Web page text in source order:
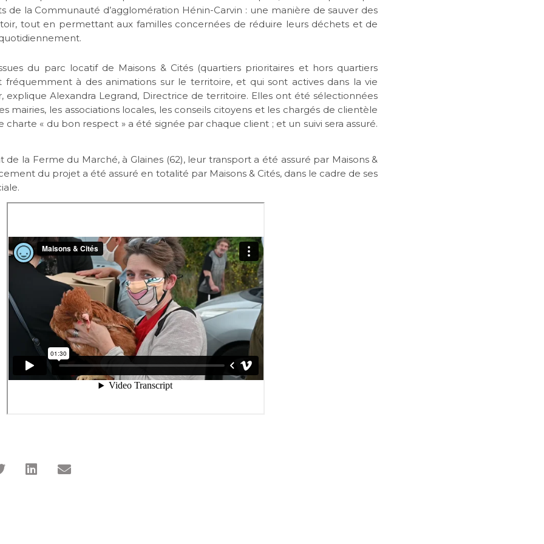
de la Communauté d’agglomération Hénin-Carvin : une manière de sauver des
tout en permettant aux familles concernées de réduire leurs déchets et de
du parc locatif de Maisons & Cités (quartiers prioritaires et hors quartiers
fréquemment à des animations sur le territoire, et qui sont actives dans la vie
explique Alexandra Legrand, Directrice de territoire. Elles ont été sélectionnées
mairies, les associations locales, les conseils citoyens et les chargés de clientèle
charte « du bon respect » a été signée par chaque client ; et un suivi sera assuré.
de la Ferme du Marché, à Glaines (62), leur transport a été assuré par Maisons &
du projet a été assuré en totalité par Maisons & Cités, dans le cadre de ses